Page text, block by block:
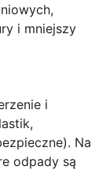
i mniejszy
i
Na
odpady są